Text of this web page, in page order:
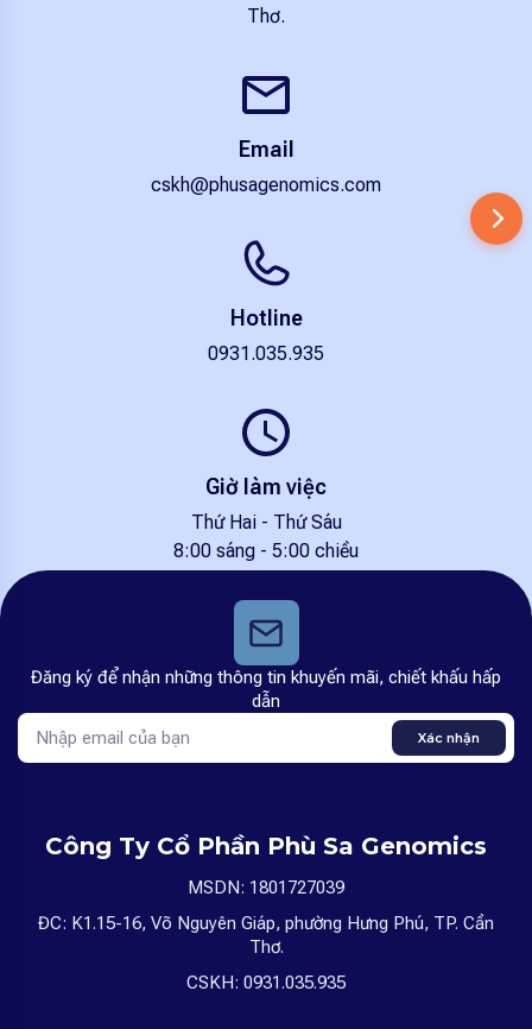
Thơ.
Email
cskh@phusagenomics.com
Hotline
0931.035.935
Giờ làm việc
Thứ Hai - Thứ Sáu
8:00 sáng - 5:00 chiều
Đăng ký để nhận những thông tin khuyến mãi, chiết khấu hấp
dẫn
Xác nhận
Công Ty Cổ Phần Phù Sa Genomics
MSDN: 1801727039
ĐC: K1.15-16, Võ Nguyên Giáp, phường Hưng Phú, TP. Cần
Thơ.
CSKH: 0931.035.935